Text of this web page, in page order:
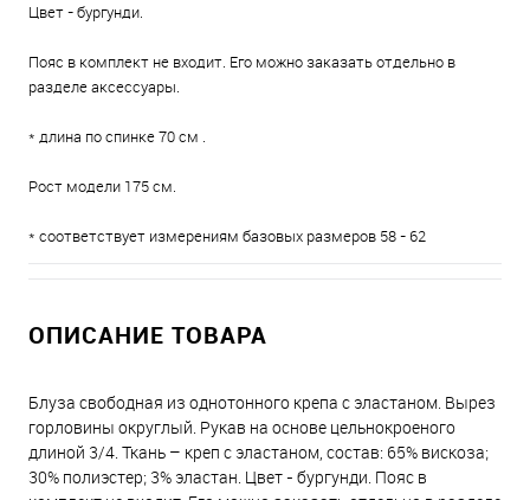
Цвет - бургунди.
Пояс в комплект не входит. Его можно заказать отдельно в
разделе аксессуары.
* длина по спинке 70 см .
Рост модели 175 см.
* соответствует измерениям базовых размеров 58 - 62
ОПИСАНИЕ ТОВАРА
Блуза свободная из однотонного крепа с эластаном. Вырез
горловины округлый. Рукав на основе цельнокроеного
длиной 3/4. Ткань – креп с эластаном, состав: 65% вискоза;
30% полиэстер; 3% эластан. Цвет - бургунди. Пояс в